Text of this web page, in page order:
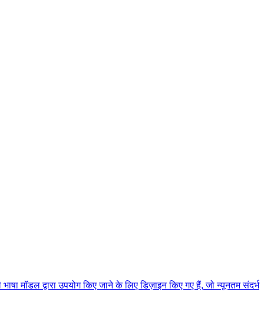
द्वारा उपयोग किए जाने के लिए डिज़ाइन किए गए हैं, जो न्यूनतम संदर्भ